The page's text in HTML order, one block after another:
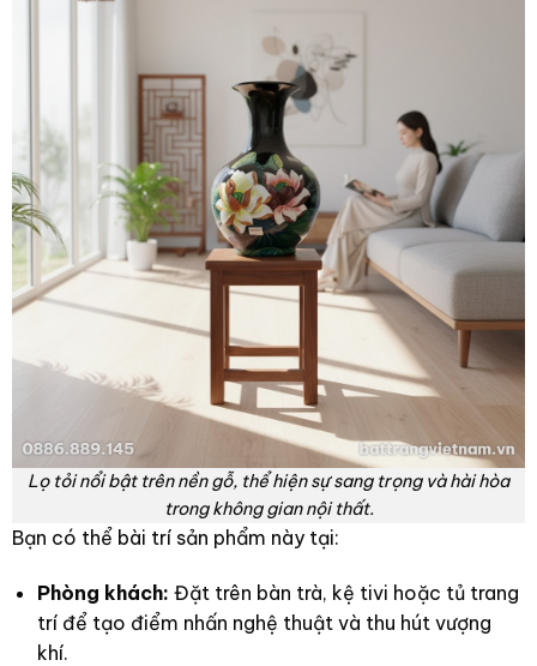
Lọ tỏi nổi bật trên nền gỗ, thể hiện sự sang trọng và hài hòa
trong không gian nội thất.
Bạn có thể bài trí sản phẩm này tại:
Phòng khách: Đặt trên bàn trà, kệ tivi hoặc tủ trang
trí để tạo điểm nhấn nghệ thuật và thu hút vượng
khí.